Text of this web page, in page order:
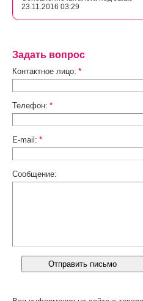
23.11.2016 03:29
Задать вопрос
Контактное лицо: *
Телефон: *
E-mail: *
Сообщение: